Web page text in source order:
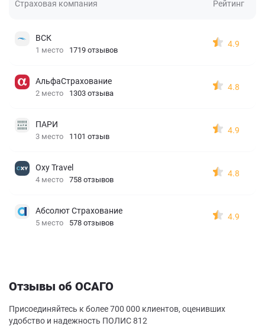
Страховая компания Рейтинг
ВСК
1 место 1719 отзывов
4.9
АльфаСтрахование
2 место 1303 отзыва
4.8
ПАРИ
3 место 1101 отзыв
4.9
Oxy Travel
4 место 758 отзывов
4.8
Абсолют Страхование
5 место 578 отзывов
4.9
Отзывы об ОСАГО
Присоединяйтесь к более 700 000 клиентов, оценивших
удобство и надежность ПОЛИС 812